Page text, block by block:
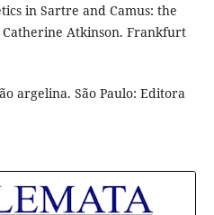
in Sartre and Camus: the
Atkinson. Frankfurt
argelina. São Paulo: Editora